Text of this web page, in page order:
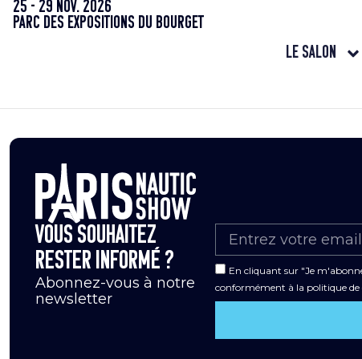
25 - 29 nov. 2026
Parc des Expositions du Bourget
Le salon
Vous souhaitez
rester informé ?
Abonnez-vous à notre
newsletter
En cliquant sur "Je
conformément à la politique de